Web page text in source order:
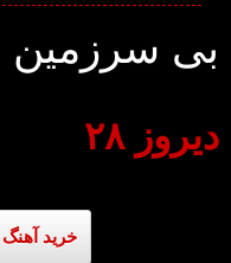
بی سرزمین
دیروز ۲۸
خرید آهنگ ۱۵۰۰۰ تومان